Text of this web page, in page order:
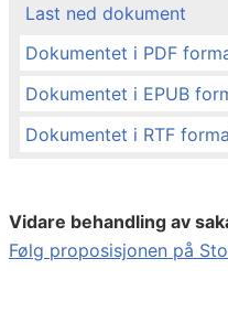
Last ned dokument
Dokumentet i PDF
Dokumentet i EPUB
Dokumentet i RTF
Vidare behandling av
Følg proposisjonen på